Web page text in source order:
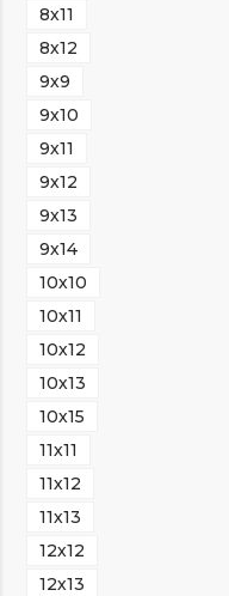
8х11
8х12
9х9
9х10
9х11
9х12
9х13
9х14
10х10
10х11
10х12
10х13
10х15
11х11
11х12
11х13
12х12
12х13